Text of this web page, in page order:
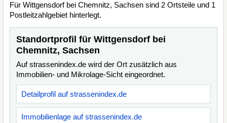
Für Wittgensdorf bei Chemnitz, Sachsen sind 2 Ortsteile und 1
Postleitzahlgebiet hinterlegt.
Standortprofil für Wittgensdorf bei
Chemnitz, Sachsen
Auf strassenindex.de wird der Ort zusätzlich aus
Immobilien- und Mikrolage-Sicht eingeordnet.
Detailprofil auf strassenindex.de
Immobilienlage auf strassenindex.de